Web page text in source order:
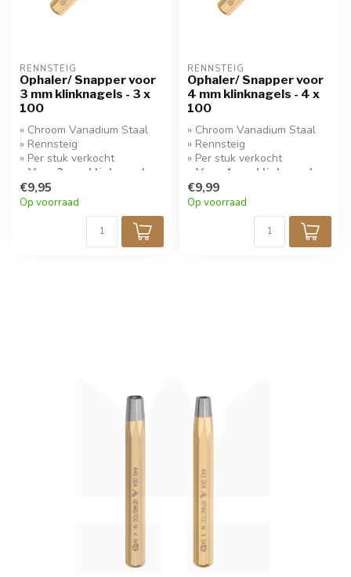
RENNSTEIG
Ophaler/ Snapper voor
3 mm klinknagels - 3 x
100
» Chroom Vanadium Staal
» Rennsteig
» Per stuk verkocht
» Voor 3 mm klinknagels
€9,95
Op voorraad
RENNSTEIG
Ophaler/ Snapper voor
4 mm klinknagels - 4 x
100
» Chroom Vanadium Staal
» Rennsteig
» Per stuk verkocht
» Voor 4 mm klinknagels
€9,99
Op voorraad